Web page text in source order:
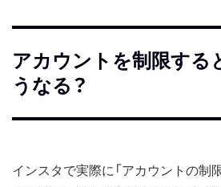
アカウントを制限する
うなる？
インスタで実際に「アカウントの制